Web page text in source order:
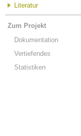
Literatur
Zum Projekt
Dokumentation
Vertiefendes
Statistiken